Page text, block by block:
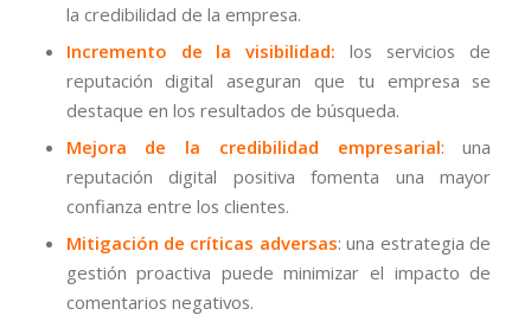
la credibilidad de la empresa.
Incremento de la visibilidad: los servicios de
reputación digital aseguran que tu empresa se
destaque en los resultados de búsqueda.
Mejora de la credibilidad empresarial: una
reputación digital positiva fomenta una mayor
confianza entre los clientes.
Mitigación de críticas adversas: una estrategia de
gestión proactiva puede minimizar el impacto de
comentarios negativos.